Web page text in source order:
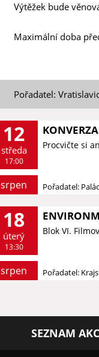
Výtěžek bude
Maximální doba
Pořadatel:
12
středa
17:00
srpen
Procvičte si
Pořadatel:
18
úterý
13:30
srpen
Blok VI.
Pořadatel:
SEZNAM